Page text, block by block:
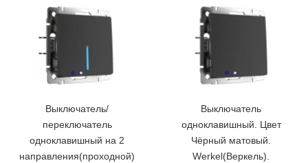
Выключатель/
переключатель
одноклавишный на 2
направления(проходной)
Выключатель
одноклавишный. Цвет
Чёрный матовый.
Werkel(Веркель).